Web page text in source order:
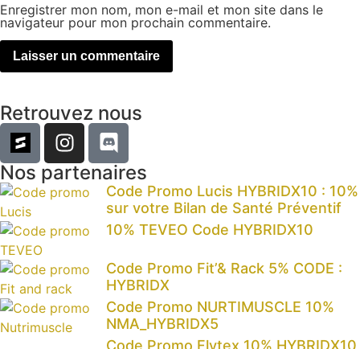
Enregistrer mon nom, mon e-mail et mon site dans le
navigateur pour mon prochain commentaire.
Retrouvez nous
Nos partenaires
Code Promo Lucis HYBRIDX10 : 10%
sur votre Bilan de Santé Préventif
10% TEVEO Code HYBRIDX10
Code Promo Fit’& Rack 5% CODE :
HYBRIDX
Code Promo NURTIMUSCLE 10%
NMA_HYBRIDX5
Code Promo Flytex 10% HYBRIDX10